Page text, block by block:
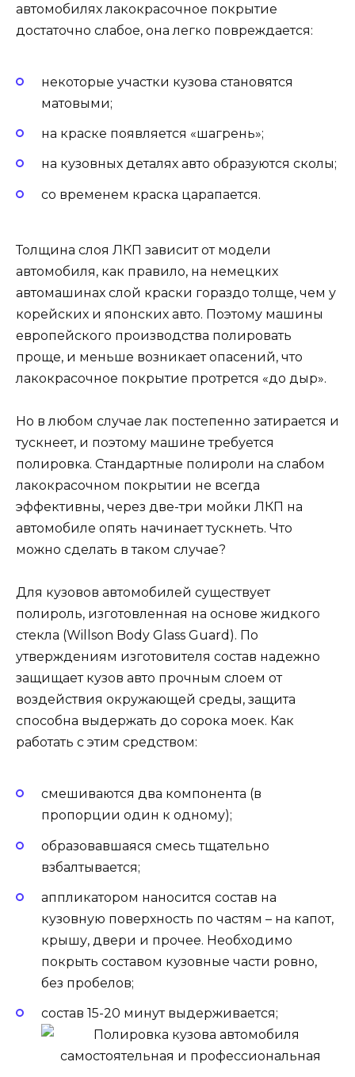
автомобилях лакокрасочное покрытие
достаточно слабое, она легко повреждается:
некоторые участки кузова становятся
матовыми;
на краске появляется «шагрень»;
на кузовных деталях авто образуются сколы;
со временем краска царапается.
Толщина слоя ЛКП зависит от модели
автомобиля, как правило, на немецких
автомашинах слой краски гораздо толще, чем у
корейских и японских авто. Поэтому машины
европейского производства полировать
проще, и меньше возникает опасений, что
лакокрасочное покрытие протрется «до дыр».
Но в любом случае лак постепенно затирается и
тускнеет, и поэтому машине требуется
полировка. Стандартные полироли на слабом
лакокрасочном покрытии не всегда
эффективны, через две-три мойки ЛКП на
автомобиле опять начинает тускнеть. Что
можно сделать в таком случае?
Для кузовов автомобилей существует
полироль, изготовленная на основе жидкого
стекла (Willson Body Glass Guard). По
утверждениям изготовителя состав надежно
защищает кузов авто прочным слоем от
воздействия окружающей среды, защита
способна выдержать до сорока моек. Как
работать с этим средством:
смешиваются два компонента (в
пропорции один к одному);
образовавшаяся смесь тщательно
взбалтывается;
аппликатором наносится состав на
кузовную поверхность по частям – на капот,
крышу, двери и прочее. Необходимо
покрыть составом кузовные части ровно,
без пробелов;
состав 15-20 минут выдерживается;